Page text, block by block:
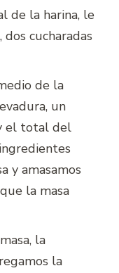
de la harina, le
cucharadas
de la
un
el total del
y amasamos
la masa
la
la